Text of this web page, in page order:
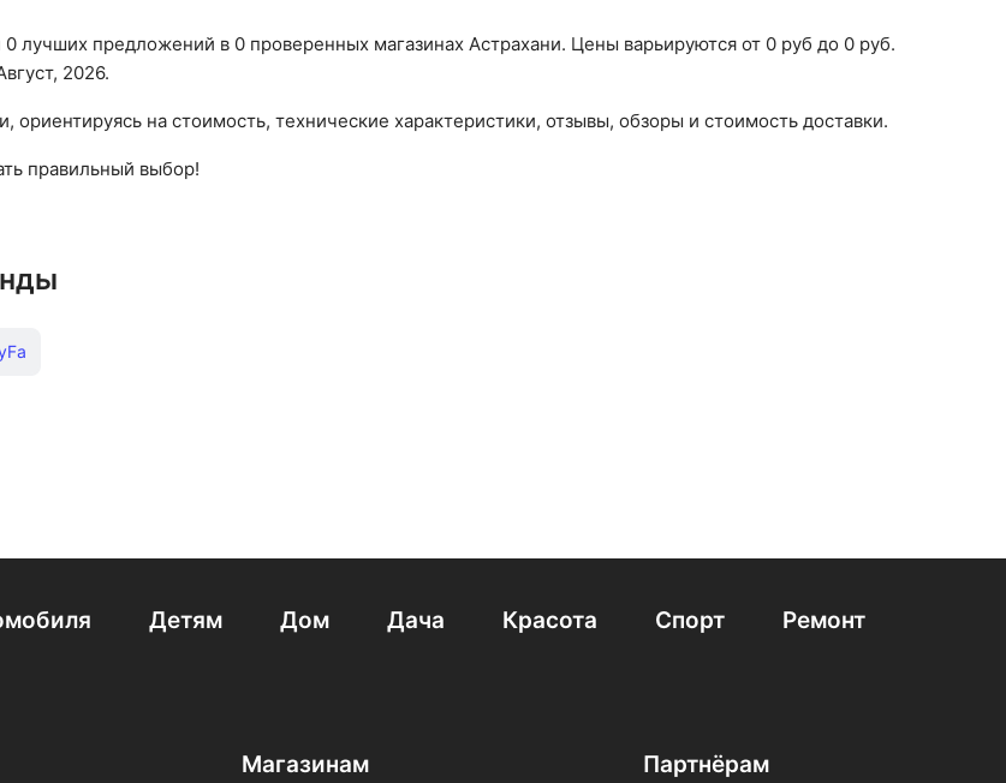
лучших предложений в 0 проверенных магазинах Астрахани. Цены варьируются от 0 руб до 0 руб.
2026.
ориентируясь на стоимость, технические характеристики, отзывы, обзоры и стоимость доставки.
правильный выбор!
Детям Дом Дача Красота Спорт
Ремонт
Магазинам Партнёрам